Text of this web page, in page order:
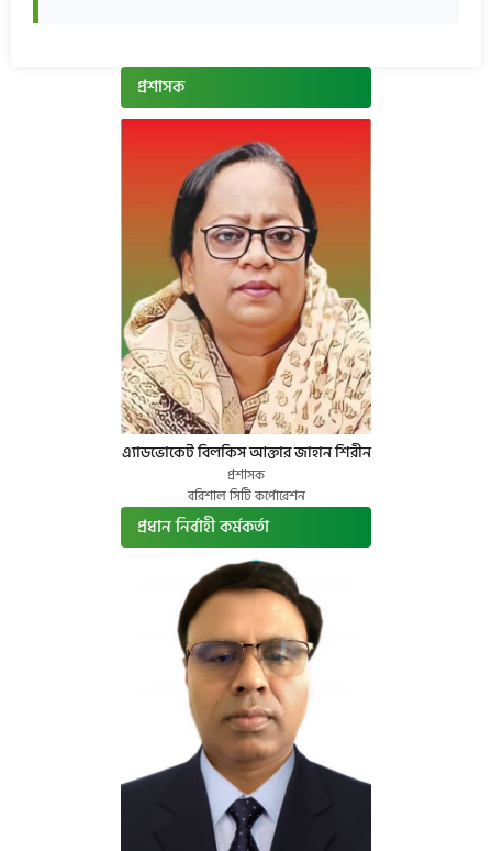
প্রশাসক
এ্যাডভোকেট বিলকিস আক্তার জাহান শিরীন
প্রশাসক
বরিশাল সিটি কর্পোরেশন
প্রধান নির্বাহী কর্মকর্তা